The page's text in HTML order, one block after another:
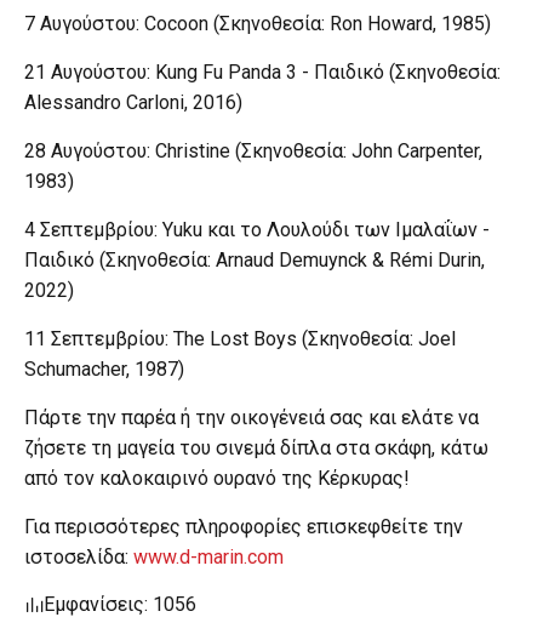
7 Αυγούστου: Cocoon (Σκηνοθεσία: Ron Howard, 1985)
21 Αυγούστου: Kung Fu Panda 3 - Παιδικό (Σκηνοθεσία:
Alessandro Carloni, 2016)
28 Αυγούστου: Christine (Σκηνοθεσία: John Carpenter,
1983)
4 Σεπτεμβρίου: Yuku και το Λουλούδι των Ιμαλαΐων -
Παιδικό (Σκηνοθεσία: Arnaud Demuynck & Rémi Durin,
2022)
11 Σεπτεμβρίου: The Lost Boys (Σκηνοθεσία: Joel
Schumacher, 1987)
Πάρτε την παρέα ή την οικογένειά σας και ελάτε να
ζήσετε τη μαγεία του σινεμά δίπλα στα σκάφη, κάτω
από τον καλοκαιρινό ουρανό της Κέρκυρας!
Για περισσότερες πληροφορίες επισκεφθείτε την
ιστοσελίδα: www.d-marin.com
Εμφανίσεις: 1056